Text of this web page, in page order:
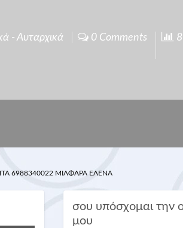
- Αυταρχικά 0 Comments
6988340022 ΜΙΛΦΑΡΑ ΕΛΕΝΑ
σου υπόσχομαι την
μου